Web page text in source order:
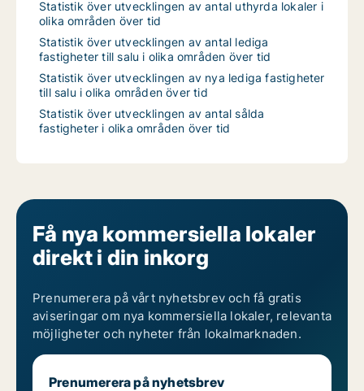
Statistik över utvecklingen av antal uthyrda lokaler i
olika områden över tid
Statistik över utvecklingen av antal lediga
fastigheter till salu i olika områden över tid
Statistik över utvecklingen av nya lediga fastigheter
till salu i olika områden över tid
Statistik över utvecklingen av antal sålda
fastigheter i olika områden över tid
Få nya kommersiella lokaler
direkt i din inkorg
Prenumerera på vårt nyhetsbrev och få gratis
aviseringar om nya kommersiella lokaler, relevanta
möjligheter och nyheter från lokalmarknaden.
Prenumerera på nyhetsbrev